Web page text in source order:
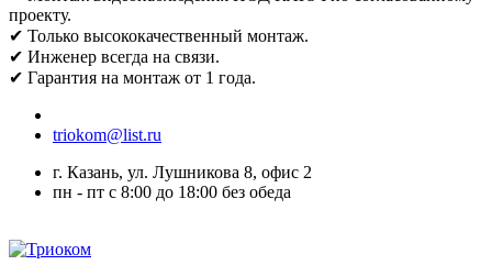
проекту.
✔ Только высококачественный монтаж.
✔ Инженер всегда на связи.
✔ Гарантия на монтаж от 1 года.
triokom@list.ru
г. Казань, ул. Лушникова 8, офис 2
пн - пт с 8:00 до 18:00 без обеда